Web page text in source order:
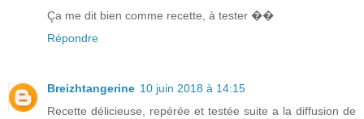
Ça me dit bien comme recette, à tester ��
Répondre
Breizhtangerine 10 juin 2018 à 14:15
Recette délicieuse, repérée et testée suite a la diffusion de